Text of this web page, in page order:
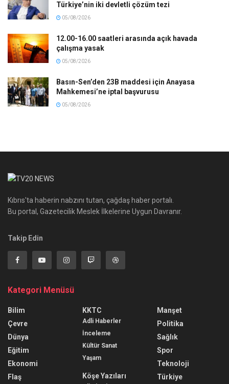
Türkiye’nin iki devletli çözüm tezi
05/08/2026
12.00-16.00 saatleri arasında açık havada
çalışma yasak
05/08/2026
Basın-Sen’den 23B maddesi için Anayasa
Mahkemesi’ne iptal başvurusu
05/08/2026
Kıbrıs'ta haberin nabzını tutan, çağdaş haber portalı.
Bu portal, Gazetecilik Meslek İlkelerine Uygun Davranır.
Takip Edin
Kategori Menüsü
Bilim
Çevre
Dünya
Eğitim
Ekonomi
Flaş
KKTC
Adli Haberler
İnceleme
Kültür Sanat
Yaşam
Köşe Yazıları
Manşet
Politika
Sağlık
Spor
Teknoloji
Türkiye